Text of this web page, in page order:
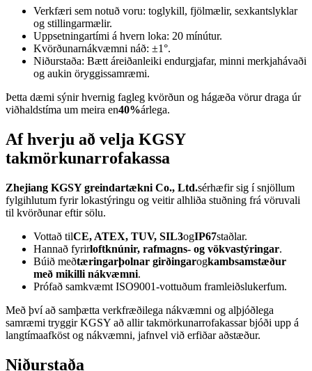
Verkfæri sem notuð voru: toglykill, fjölmælir, sexkantslyklar
og stillingarmælir.
Uppsetningartími á hvern loka: 20 mínútur.
Kvörðunarnákvæmni náð: ±1°.
Niðurstaða: Bætt áreiðanleiki endurgjafar, minni merkjahávaði
og aukin öryggissamræmi.
Þetta dæmi sýnir hvernig fagleg kvörðun og hágæða vörur draga úr
viðhaldstíma um meira en40%árlega.
Af hverju að velja KGSY
takmörkunarrofakassa
Zhejiang KGSY greindartækni Co., Ltd.sérhæfir sig í snjöllum
fylgihlutum fyrir lokastýringu og veitir alhliða stuðning frá vöruvali
til kvörðunar eftir sölu.
Vottað tilCE, ATEX, TUV, SIL3ogIP67staðlar.
Hannað fyrirloftknúnir, rafmagns- og vökvastýringar.
Búið meðtæringarþolnar girðingarogkambsamstæður
með mikilli nákvæmni.
Prófað samkvæmt ISO9001-vottuðum framleiðslukerfum.
Með því að samþætta verkfræðilega nákvæmni og alþjóðlega
samræmi tryggir KGSY að allir takmörkunarrofakassar bjóði upp á
langtímaafköst og nákvæmni, jafnvel við erfiðar aðstæður.
Niðurstaða